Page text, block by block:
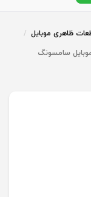
ظاهری موبایل /
سامسونگ